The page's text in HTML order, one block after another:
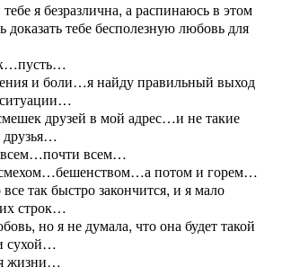
я безразлична, а распинаюсь в этом
тебе бесполезную любовь для
и боли…я найду правильный выход
друзей в мой адрес…и не такие
друзья…
всем…
потом и горем…
так быстро закончится, и я мало
строк…
но я не думала, что она будет такой
сухой…
жизни…